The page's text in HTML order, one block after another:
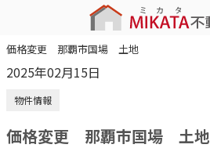
価格変更 那覇市国場 土地
2025年02月15日
物件情報
価格変更 那覇市国場 土地